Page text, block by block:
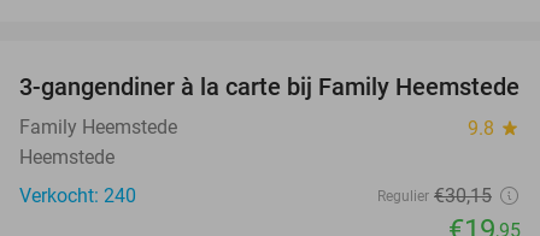
34%
3-gangendiner à la carte bij Family Heemstede
Family Heemstede 9.8 star
Heemstede
Verkocht: 240
Regulier €30,15
,95